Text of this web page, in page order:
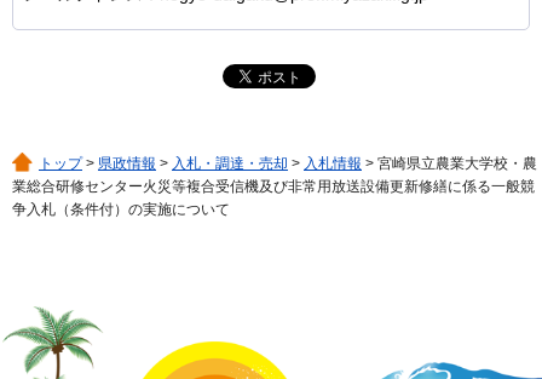
トップ> 県政情報 > 入札・調達・売却 > 入札情報 > 宮崎県立農業大学校・農
業総合研修センター火災等複合受信機及び非常用放送設備更新修繕に係る一般競
争入札（条件付）の実施について